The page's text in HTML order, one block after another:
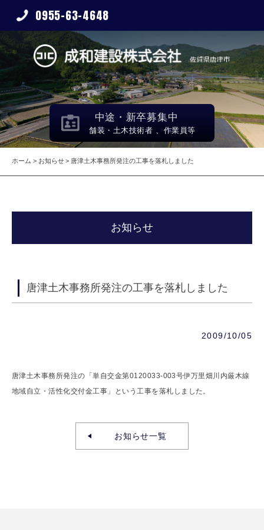
0955-63-4648
中途・新卒募集中
舗装・土木技術者 、作業員等
ホーム お知らせ 唐津土木事務所発注の工事を落札しました
お知らせ
唐津土木事務所発注の工事を落札しました
2009/10/05
唐津土木事務所発注の「単自交金第0120033-003号伊万里畑川内厳木線
地域自立・活性化交付金工事」という工事を落札しました。
お知らせ一覧